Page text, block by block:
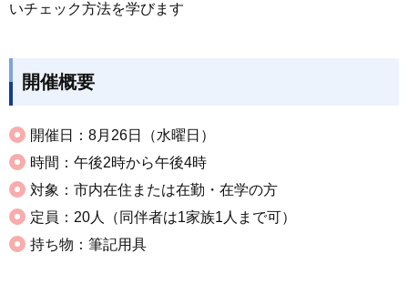
いチェック方法を学びます
開催概要
開催日：8月26日（水曜日）
時間：午後2時から午後4時
対象：市内在住または在勤・在学の方
定員：20人（同伴者は1家族1人まで可）
持ち物：筆記用具